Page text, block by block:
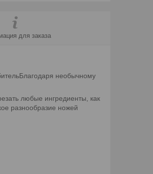
для заказа
необычному
любые ингредиенты, как
разнообразие ножей